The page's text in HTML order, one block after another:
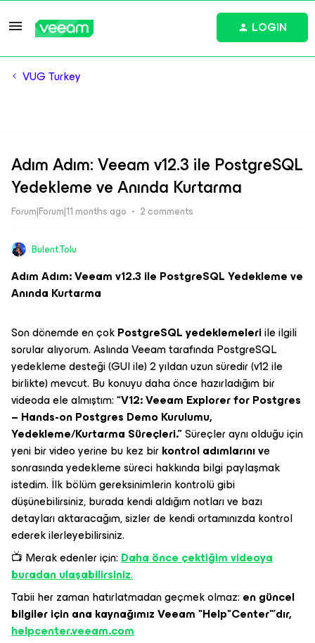
LOGIN
VUG Turkey
Adım Adım: Veeam v12.3 ile PostgreSQL
Yedekleme ve Anında Kurtarma
Forum|Forum|11 months ago 2 comments
Bulent.Tolu
Adım Adım: Veeam v12.3 ile PostgreSQL Yedekleme ve
Anında Kurtarma
Son dönemde en çokPostgreSQL yedeklemeleriile ilgili
sorular alıyorum. Aslında Veeam tarafında PostgreSQL
yedekleme desteği (GUI ile) 2 yıldan uzun süredir (v12 ile
birlikte) mevcut. Bu konuyu daha önce hazırladığım bir
videoda ele almıştım:“V12: Veeam Explorer for Postgres
– Hands-on Postgres Demo Kurulumu,
Yedekleme/Kurtarma Süreçleri.”Süreçler aynı olduğu için
yeni bir video yerine bu kez birkontrol adımlarını ve
sonrasında yedekleme süreci hakkında bilgipaylaşmak
istedim. İlk bölüm gereksinimlerin kontrolü gibi
düşünebilirsiniz, burada kendi aldığım notları ve bazı
detayları aktaracağım, sizler de kendi ortamınızda kontrol
ederek ilerleyebilirsiniz.
📺 Merak edenler için:Daha önce çektiğim videoya
buradan ulaşabilirsiniz.
Tabii her zaman hatırlatmadan geçmek olmaz: en güncel
bilgiler için ana kaynağımız Veeam "Help"Center"’dır,
helpcenter.veeam.com